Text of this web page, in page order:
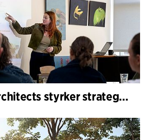
C.F. Møller Architects styrker strategisk rådgivning i de tidlige faser